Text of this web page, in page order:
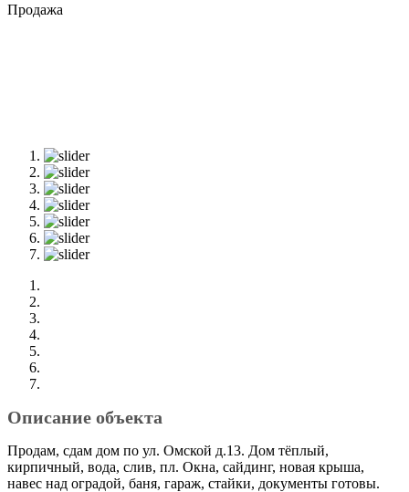
Продажа
Описание объекта
Продам, сдам дом по ул. Омской д.13. Дом тёплый,
кирпичный, вода, слив, пл. Окна, сайдинг, новая крыша,
навес над оградой, баня, гараж, стайки, документы готовы.